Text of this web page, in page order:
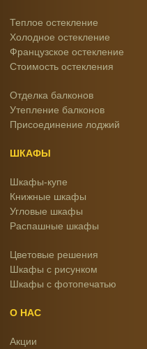
Теплое остекление
Холодное остекление
Французское остекление
Стоимость остекления
Отделка балконов
Утепление балконов
Присоединение лоджий
ШКАФЫ
Шкафы-купе
Книжные шкафы
Угловые шкафы
Распашные шкафы
Цветовые решения
Шкафы с рисунком
Шкафы с фотопечатью
О НАС
Акции